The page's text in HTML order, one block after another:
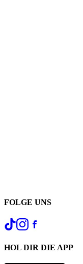
FOLGE UNS
HOL DIR DIE APP